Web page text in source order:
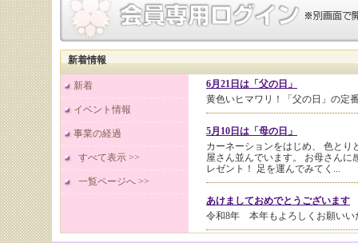
新着情報
6月21日は「父の日」
黄色いヒマワリ！「父の日」の定
5月10日は「母の日」
カーネーションをはじめ、 色とり
屋さん並んでいます。 お母さんに
レゼント！ 足を運んでみてく...
あけましておめでとうございます
令和8年 本年もよろしくお願いい
新着
イベント情報
事業の経過
すべて表示 >>
一覧ページへ >>